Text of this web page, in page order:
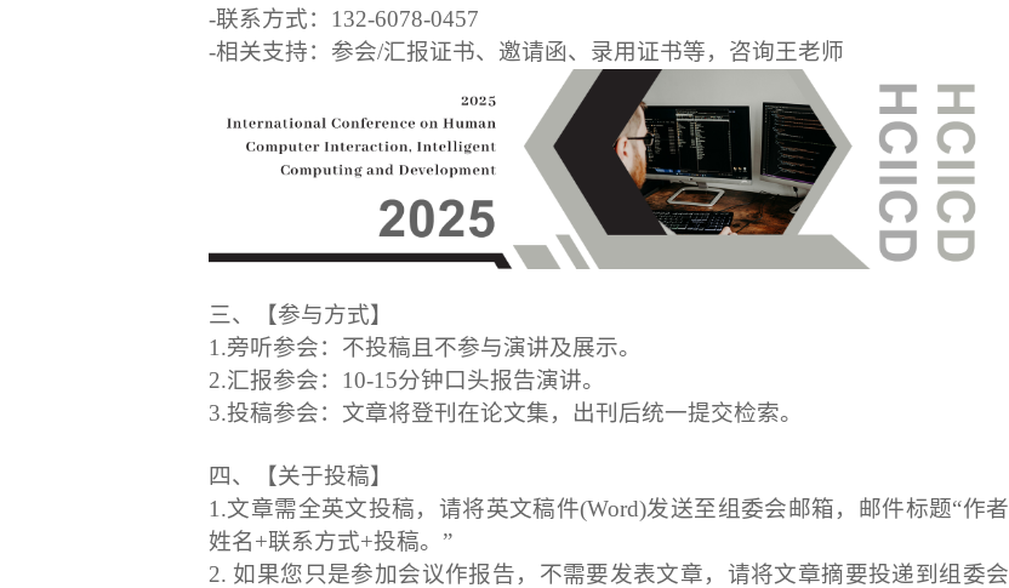
-联系方式：132-6078-0457
-相关支持：参会/汇报证书、邀请函、录用证书等，咨询王老师
三、【参与方式】
1.旁听参会：不投稿且不参与演讲及展示。
2.汇报参会：10-15分钟口头报告演讲。
3.投稿参会：文章将登刊在论文集，出刊后统一提交检索。
四、【关于投稿】
1.文章需全英文投稿，请将英文稿件(Word)发送至组委会邮箱，邮件标题“作者
姓名+联系方式+投稿。”
2. 如果您只是参加会议作报告，不需要发表文章，请将文章摘要投递到组委会